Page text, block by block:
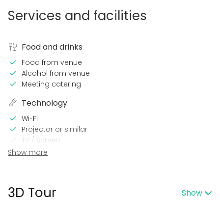
Services and facilities
Food and drinks
Food from venue
Alcohol from venue
Meeting catering
Technology
Wi-Fi
Projector or similar
TV / Screen
In the venue
Event types
Show more
3D Tour Show